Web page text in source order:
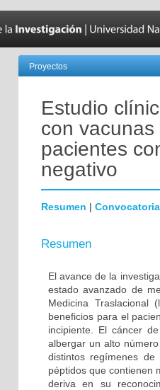
Proyectos
Estudio
con
pacientes
negativo
Resumen | Convocatoria
Resumen
El avance de la
estado avanzado de
Medicina
beneficios para el
incipiente. El cáncer
albergar un alto
distintos regímenes
péptidos que contienen
deriva en su